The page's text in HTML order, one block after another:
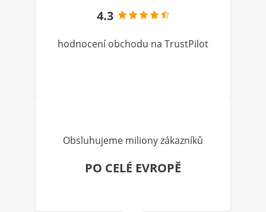
4.3
hodnocení obchodu na TrustPilot
Obsluhujeme miliony zákazníků
PO CELÉ EVROPĚ